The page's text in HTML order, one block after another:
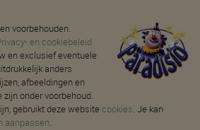
voorbehouden.
en cookiebeleid
en exclusief eventuele
anders
afbeeldingen en
onder voorbehoud.
gebruikt deze website cookies. Je kan
aanpassen.